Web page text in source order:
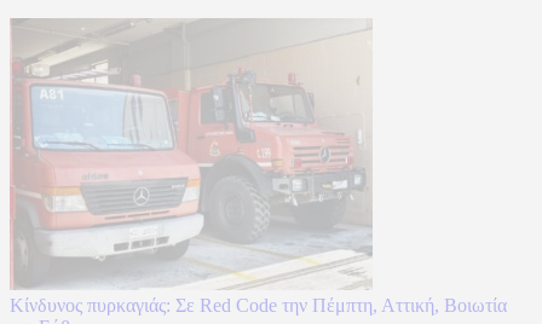
Κίνδυνος πυρκαγιάς: Σε Red Code την Πέμπτη, Αττική, Βοιωτία